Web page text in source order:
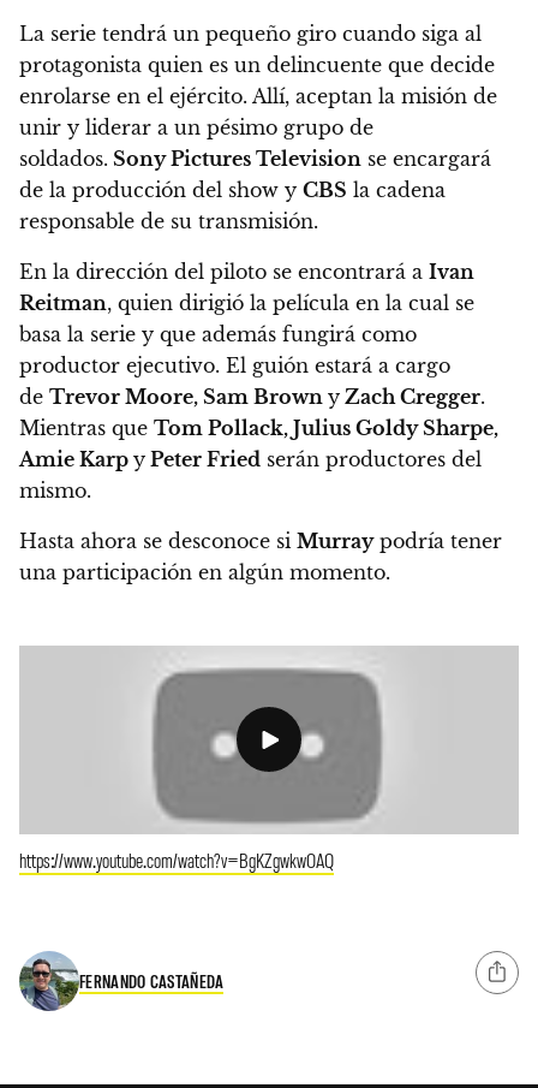
La serie tendrá un pequeño giro cuando siga al
protagonista quien es un delincuente que decide
enrolarse en el ejército. Allí, aceptan la misión de
unir y liderar a un pésimo grupo de
soldados. Sony Pictures Television se encargará
de la producción del show y CBS la cadena
responsable de su transmisión.
En la dirección del piloto se encontrará a Ivan
Reitman, quien dirigió la película en la cual se
basa la serie y que además fungirá como
productor ejecutivo. El guión estará a cargo
de Trevor Moore, Sam Brown y Zach Cregger.
Mientras que Tom Pollack, Julius Goldy Sharpe,
Amie Karp y Peter Fried serán productores del
mismo.
Hasta ahora se desconoce si Murraypodría tener
una participación en algún momento.
https://www.youtube.com/watch?v=BgKZgwkwOAQ
FERNANDO CASTAÑEDA